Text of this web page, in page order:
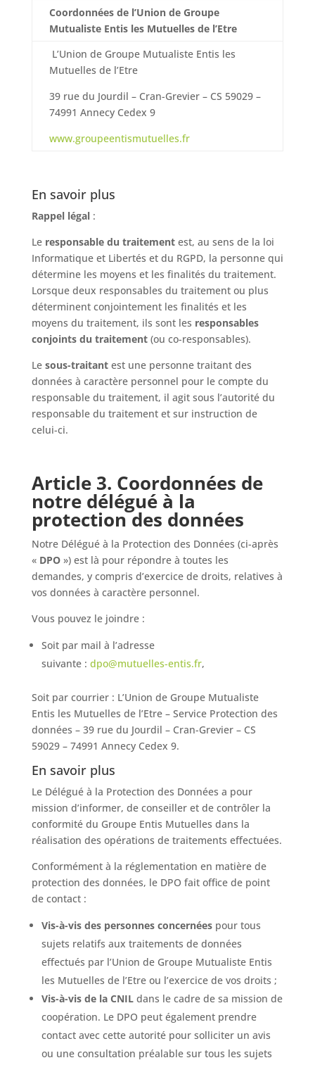
Coordonnées de l’Union de Groupe
Mutualiste Entis les Mutuelles de l’Etre
L’Union de Groupe Mutualiste Entis les
Mutuelles de l’Etre
39 rue du Jourdil – Cran-Grevier – CS 59029 –
74991 Annecy Cedex 9
www.groupeentismutuelles.fr
En savoir plus
Rappel légal :
Le responsable du traitement est, au sens de la loi
Informatique et Libertés et du RGPD, la personne qui
détermine les moyens et les finalités du traitement.
Lorsque deux responsables du traitement ou plus
déterminent conjointement les finalités et les
moyens du traitement, ils sont les responsables
conjoints du traitement (ou co-responsables).
Le sous-traitant est une personne traitant des
données à caractère personnel pour le compte du
responsable du traitement, il agit sous l’autorité du
responsable du traitement et sur instruction de
celui-ci.
Article 3. Coordonnées de
notre délégué à la
protection des données
Notre Délégué à la Protection des Données (ci-après
« DPO») est là pour répondre à toutes les
demandes, y compris d’exercice de droits, relatives à
vos données à caractère personnel.
Vous pouvez le joindre :
Soit par mail à l’adresse
suivante : dpo@mutuelles-entis.fr,
Soit par courrier : L’Union de Groupe Mutualiste
Entis les Mutuelles de l’Etre – Service Protection des
données – 39 rue du Jourdil – Cran-Grevier – CS
59029 – 74991 Annecy Cedex 9.
En savoir plus
Le Délégué à la Protection des Données a pour
mission d’informer, de conseiller et de contrôler la
conformité du Groupe Entis Mutuelles dans la
réalisation des opérations de traitements effectuées.
Conformément à la réglementation en matière de
protection des données, le DPO fait office de point
de contact :
Vis-à-vis des personnes concernéespour tous
sujets relatifs aux traitements de données
effectués par l’Union de Groupe Mutualiste Entis
les Mutuelles de l’Etre ou l’exercice de vos droits ;
Vis-à-vis de la CNILdans le cadre de sa mission de
coopération. Le DPO peut également prendre
contact avec cette autorité pour solliciter un avis
ou une consultation préalable sur tous les sujets